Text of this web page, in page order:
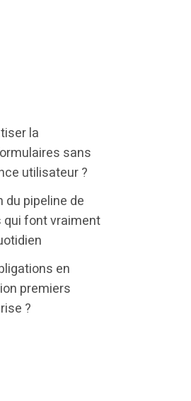
la
sans
utilisateur ?
du pipeline de
qui font vraiment
en
premiers
?